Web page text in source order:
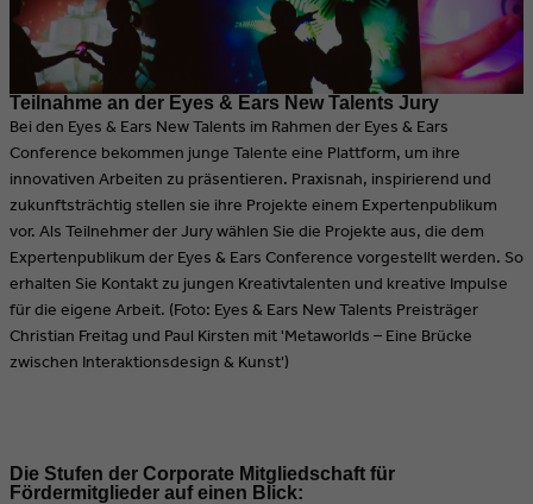
Teilnahme an der Eyes & Ears New Talents Jury
Bei den Eyes & Ears New Talents im Rahmen der Eyes & Ears
Conference bekommen junge Talente eine Plattform, um ihre
innovativen Arbeiten zu präsentieren. Praxisnah, inspirierend und
zukunftsträchtig stellen sie ihre Projekte einem Expertenpublikum
vor. Als Teilnehmer der Jury wählen Sie die Projekte aus, die dem
Expertenpublikum der Eyes & Ears Conference vorgestellt werden. So
erhalten Sie Kontakt zu jungen Kreativtalenten und kreative Impulse
für die eigene Arbeit. (Foto: Eyes & Ears New Talents Preisträger
Christian Freitag und Paul Kirsten mit 'Metaworlds – Eine Brücke
zwischen Interaktionsdesign & Kunst')
Die Stufen der Corporate Mitgliedschaft für
Fördermitglieder auf einen Blick: